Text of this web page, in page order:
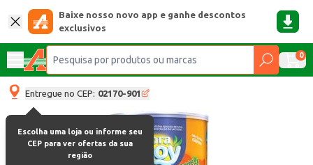
Baixe nosso novo app e ganhe descontos
exclusivos
0
Entregue no CEP: 02170-901
Escolha uma loja ou informe seu
CEP para ver ofertas da sua
região